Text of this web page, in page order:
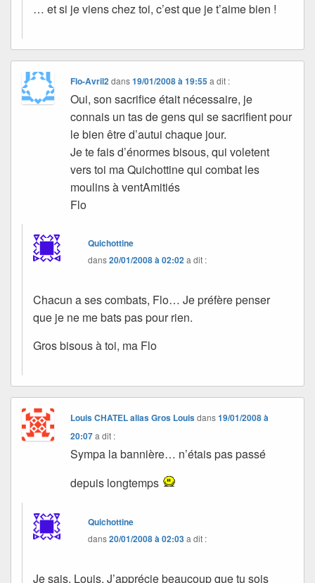
… et si je viens chez toi, c’est que je t’aime bien !
Flo-Avril2dans19/01/2008 à 19:55 a dit :
Oui, son sacrifice était nécessaire, je
connais un tas de gens qui se sacrifient pour
le bien être d’autui chaque jour.
Je te fais d’énormes bisous, qui voletent
vers toi ma Quichottine qui combat les
moulins à ventAmitiés
Flo
Quichottine
dans20/01/2008 à 02:02a dit :
Chacun a ses combats, Flo… Je préfère penser
que je ne me bats pas pour rien.
Gros bisous à toi, ma Flo
Louis CHATEL alias Gros Louisdans19/01/2008 à
20:07 a dit :
Sympa la bannière… n’étais pas passé
depuis longtemps
Quichottine
dans20/01/2008 à 02:03a dit :
Je sais, Louis. J’apprécie beaucoup que tu sois